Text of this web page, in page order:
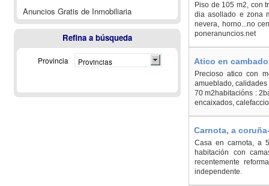
Piso de 105 m2, con
dia asollado e zona
nevera, horno...no
poneranuncios.net
Atico en
Precioso atico con
amueblado,
70 m2habitacións :
encaixados,
Carnota, a
Casa en carnota, a
habitación con
recentemente
independente.
Anuncios Gratis de Inmobiliaria
Refina a búsqueda
Provincia Provincias